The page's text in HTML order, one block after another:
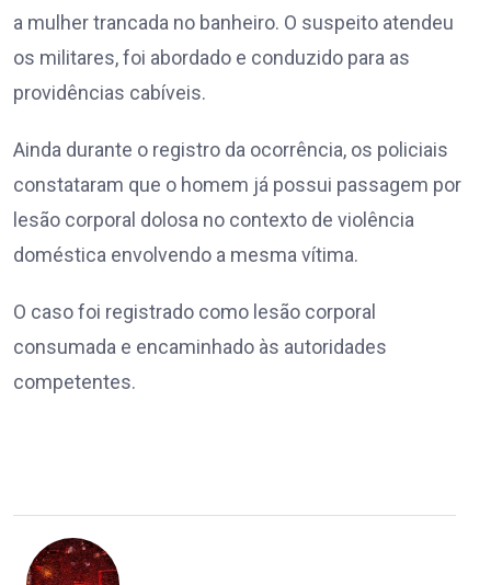
a mulher trancada no banheiro. O suspeito atendeu
os militares, foi abordado e conduzido para as
providências cabíveis.
Ainda durante o registro da ocorrência, os policiais
constataram que o homem já possui passagem por
lesão corporal dolosa no contexto de violência
doméstica envolvendo a mesma vítima.
O caso foi registrado como lesão corporal
consumada e encaminhado às autoridades
competentes.